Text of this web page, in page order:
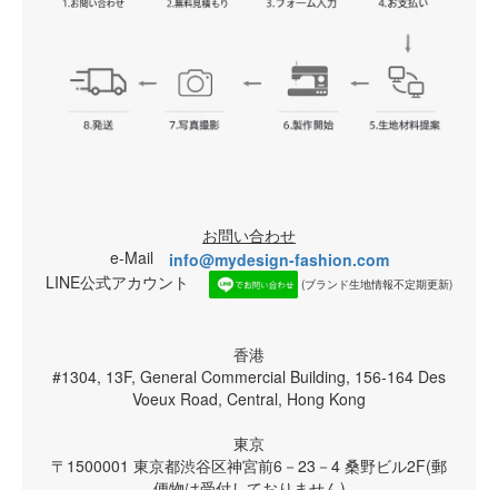
お問い合わせ
e-Mail info@mydesign-fashion.com
LINE公式アカウント
(ブランド生地情報不定期更新)
香港
#1304, 13F, General Commercial Building, 156-164 Des
Voeux Road, Central, Hong Kong
東京
〒1500001 東京都渋谷区神宮前6－23－4 桑野ビル2F(郵